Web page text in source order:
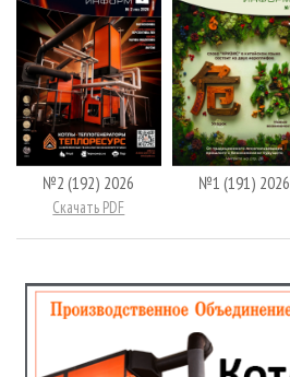
№2 (192) 2026
Скачать PDF
№1 (191) 2026